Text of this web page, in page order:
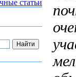
статьи